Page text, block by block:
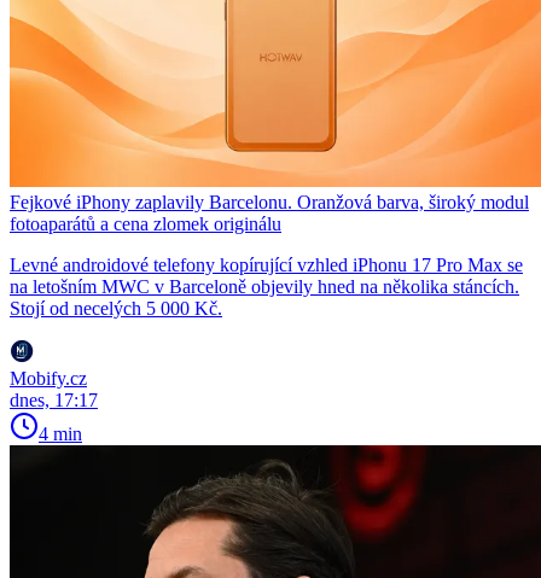
Fejkové iPhony zaplavily Barcelonu. Oranžová barva, široký modul
fotoaparátů a cena zlomek originálu
Levné androidové telefony kopírující vzhled iPhonu 17 Pro Max se
na letošním MWC v Barceloně objevily hned na několika stáncích.
Stojí od necelých 5 000 Kč.
Mobify.cz
dnes, 17:17
4 min